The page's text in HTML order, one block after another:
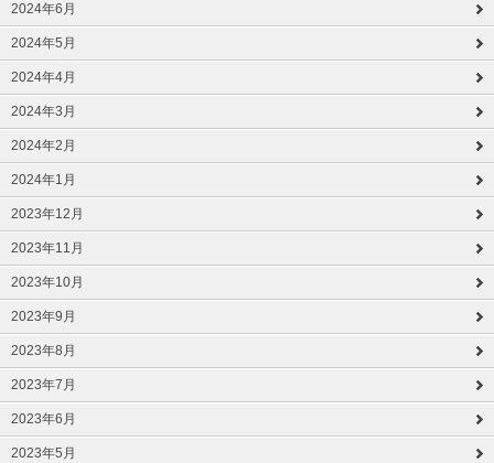
2024年6月
2024年5月
2024年4月
2024年3月
2024年2月
2024年1月
2023年12月
2023年11月
2023年10月
2023年9月
2023年8月
2023年7月
2023年6月
2023年5月